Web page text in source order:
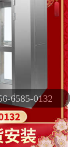
6585-0132